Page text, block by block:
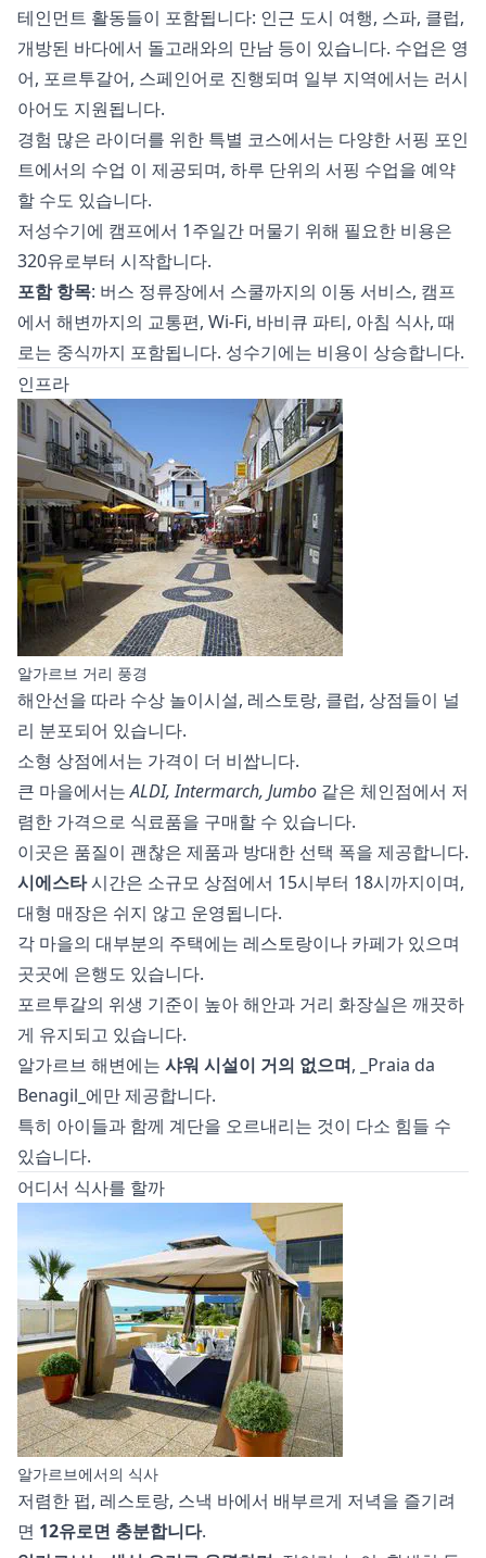
테인먼트 활동들이 포함됩니다: 인근 도시 여행, 스파, 클럽,
개방된 바다에서 돌고래와의 만남 등이 있습니다. 수업은 영
어, 포르투갈어, 스페인어로 진행되며 일부 지역에서는 러시
아어도 지원됩니다.
경험 많은 라이더를 위한 특별 코스에서는 다양한 서핑 포인
트에서의 수업 이 제공되며, 하루 단위의 서핑 수업을 예약
할 수도 있습니다.
저성수기에 캠프에서 1주일간 머물기 위해 필요한 비용은
320유로부터 시작합니다.
포함 항목: 버스 정류장에서 스쿨까지의 이동 서비스, 캠프
에서 해변까지의 교통편, Wi-Fi, 바비큐 파티, 아침 식사, 때
로는 중식까지 포함됩니다. 성수기에는 비용이 상승합니다.
인프라
알가르브 거리 풍경
해안선을 따라 수상 놀이시설, 레스토랑, 클럽, 상점들이 널
리 분포되어 있습니다.
소형 상점에서는 가격이 더 비쌉니다.
큰 마을에서는ALDI, Intermarch, Jumbo 같은 체인점에서 저
렴한 가격으로 식료품을 구매할 수 있습니다.
이곳은 품질이 괜찮은 제품과 방대한 선택 폭을 제공합니다.
시에스타시간은 소규모 상점에서 15시부터 18시까지이며,
대형 매장은 쉬지 않고 운영됩니다.
각 마을의 대부분의 주택에는 레스토랑이나 카페가 있으며
곳곳에 은행도 있습니다.
포르투갈의 위생 기준이 높아 해안과 거리 화장실은 깨끗하
게 유지되고 있습니다.
알가르브 해변에는 샤워 시설이 거의 없으며, _Praia da
Benagil_에만 제공합니다.
특히 아이들과 함께 계단을 오르내리는 것이 다소 힘들 수
있습니다.
어디서 식사를 할까
알가르브에서의 식사
저렴한 펍, 레스토랑, 스낵 바에서 배부르게 저녁을 즐기려
면 12유로면 충분합니다.